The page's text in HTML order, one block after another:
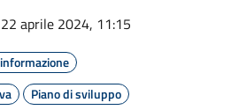
aprile 2024, 11:15
Piano di sviluppo